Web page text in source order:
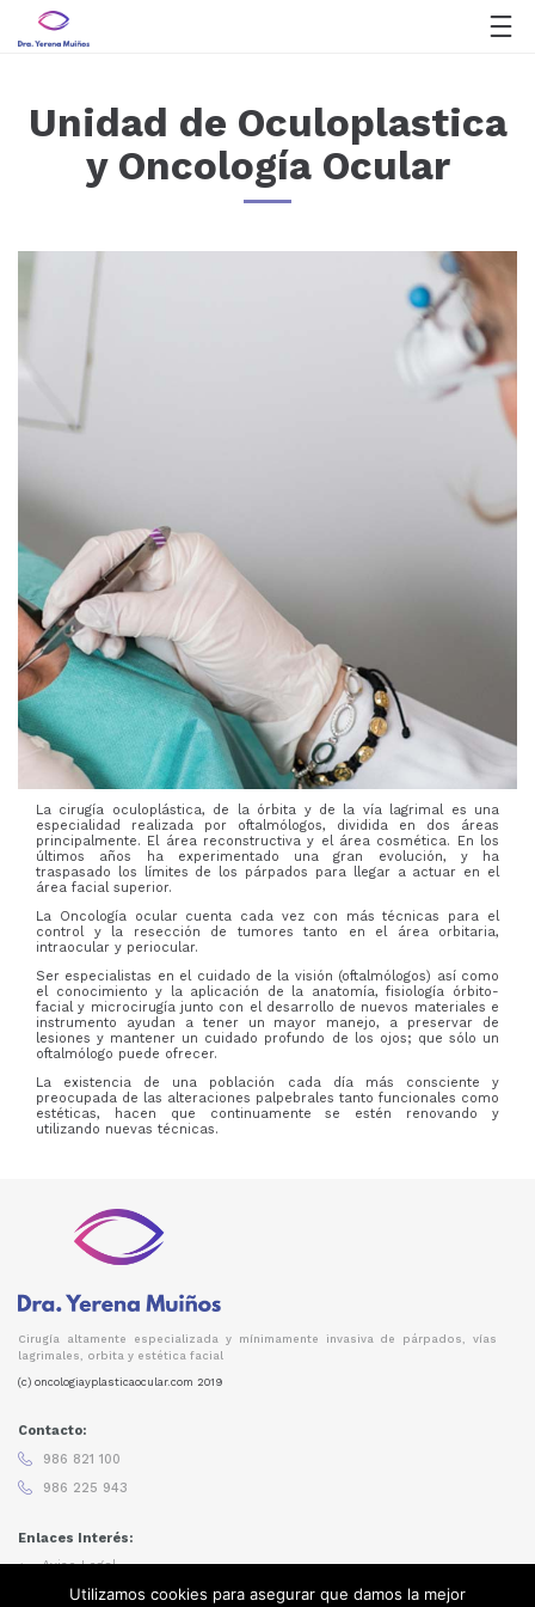
Unidad de Oculoplastica
y Oncología Ocular
La cirugía oculoplástica, de la órbita y de la vía lagrimal es una
especialidad realizada por oftalmólogos, dividida en dos áreas
principalmente. El área reconstructiva y el área cosmética. En los
últimos años ha experimentado una gran evolución, y ha
traspasado los límites de los párpados para llegar a actuar en el
área facial superior.
La Oncología ocular cuenta cada vez con más técnicas para el
control y la resección de tumores tanto en el área orbitaria,
intraocular y periocular.
Ser especialistas en el cuidado de la visión (oftalmólogos) así como
el conocimiento y la aplicación de la anatomía, fisiología órbito-
facial y microcirugía junto con el desarrollo de nuevos materiales e
instrumento ayudan a tener un mayor manejo, a preservar de
lesiones y mantener un cuidado profundo de los ojos; que sólo un
oftalmólogo puede ofrecer.
La existencia de una población cada día más consciente y
preocupada de las alteraciones palpebrales tanto funcionales como
estéticas, hacen que continuamente se estén renovando y
utilizando nuevas técnicas.
Cirugía altamente especializada y mínimamente invasiva de párpados, vías
lagrimales, orbita y estética facial
(c) oncologiayplasticaocular.com 2019
Contacto:
986 821 100
986 225 943
Enlaces Interés:
Aviso Legal
Política de Privacidad
Utilizamos cookies para asegurar que damos la mejor